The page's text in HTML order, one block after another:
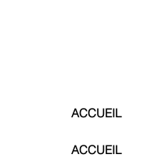
ACCUEIL
ACCUEIL